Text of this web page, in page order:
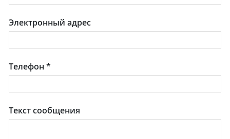
Электронный адрес
Телефон*
Текст сообщения